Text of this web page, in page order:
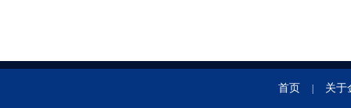
首页 关于